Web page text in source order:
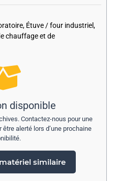
, Étuve / four industriel,
chauffage et de
disponible
Contactez-nous pour une
alerté lors d’une prochaine
similaire